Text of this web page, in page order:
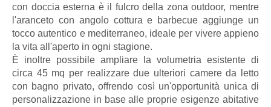
con doccia esterna è il fulcro della zona outdoor, mentre
l'aranceto con angolo cottura e barbecue aggiunge un
tocco autentico e mediterraneo, ideale per vivere appieno
la vita all'aperto in ogni stagione.
È inoltre possibile ampliare la volumetria esistente di
circa 45 mq per realizzare due ulteriori camere da letto
con bagno privato, offrendo così un'opportunità unica di
personalizzazione in base alle proprie esigenze abitative